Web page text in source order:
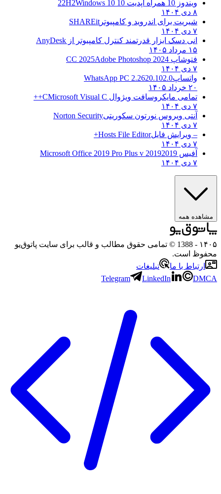
ویندوز 10 همراه آپدیت 10 22H2
Windows 10
۸ دی ۱۴۰۴
شیریت برای اندروید و کامپیوتر SHAREit
۷ دی ۱۴۰۴
انی دسک ابزار قدرتمند کنترل کامپیوتر از AnyDesk
۱۵ مرداد ۱۴۰۵
فتوشاپ CC 2025 Adobe Photoshop 2024
۷ دی ۱۴۰۴
واتساپWhatsApp PC 2.2620.102.0
۲۰ خرداد ۱۴۰۵
تمامی مایکروسافت ویژوال C Microsoft Visual C++
۷ دی ۱۴۰۴
آنتی ویروس نورتون سکوریتیNorton Security
۷ دی ۱۴۰۴
– ویرایش فایلHosts File Editor+
۷ دی ۱۴۰۴
آفیس 2019 2019 Microsoft Office 2019 Pro Plus v
۷ دی ۱۴۰۴
مشاهده همه
۱۴۰۵
- 1388 © تمامی حقوق مطالب و قالب برای سایت پاتوق‌یو
محفوظ است.
ارتباط با ما
تبلیغات
Telegram
LinkedIn DMCA